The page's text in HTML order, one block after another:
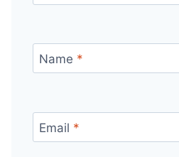
Name *
Email *